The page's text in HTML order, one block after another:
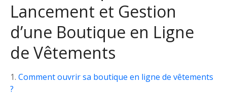
Lancement et Gestion
d’une Boutique en Ligne
de Vêtements
Comment ouvrir sa boutique en ligne de vêtements
?